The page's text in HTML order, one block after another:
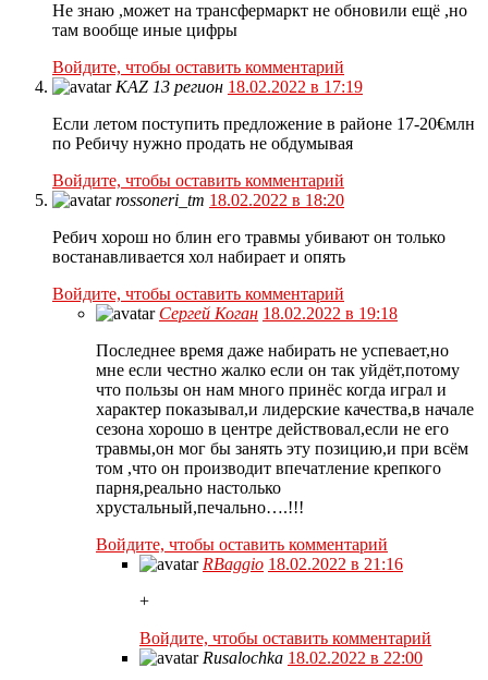
Не знаю ,может на трансфермаркт не обновили ещё ,но
там вообще иные цифры
Войдите, чтобы оставить комментарий
KAZ 13 регион 18.02.2022 в 17:19
Если летом поступить предложение в районе 17-20€млн
по Ребичу нужно продать не обдумывая
Войдите, чтобы оставить комментарий
rossoneri_tm 18.02.2022 в 18:20
Ребич хорош но блин его травмы убивают он только
востанавливается хол набирает и опять
Войдите, чтобы оставить комментарий
Сергей Коган 18.02.2022 в 19:18
Последнее время даже набирать не успевает,но
мне если честно жалко если он так уйдёт,потому
что пользы он нам много принёс когда играл и
характер показывал,и лидерские качества,в начале
сезона хорошо в центре действовал,если не его
травмы,он мог бы занять эту позицию,и при всём
том ,что он производит впечатление крепкого
парня,реально настолько
хрустальный,печально….!!!
Войдите, чтобы оставить комментарий
RBaggio 18.02.2022 в 21:16
+
Войдите, чтобы оставить комментарий
Rusalochka 18.02.2022 в 22:00